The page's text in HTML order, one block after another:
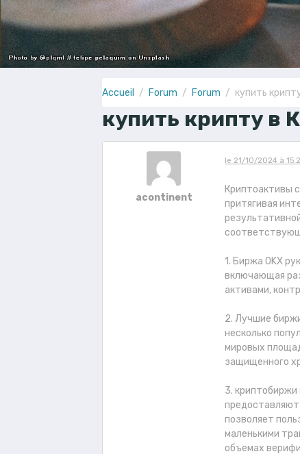
Accueil Forum Forum купить
купить крипту в
acontinent
le 21/10/2024 à
Криптоактивы
притягивая
1. Биржа OKX
включающая
активами,
2. Лучшие
несколько
мировых
защищенного
3.
позволяет
маленькими
объемах